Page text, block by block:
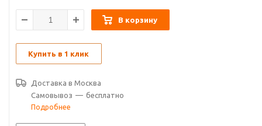
В корзину
Купить в 1 клик
Доставка в Москва
Самовывоз — бесплатно
Подробнее